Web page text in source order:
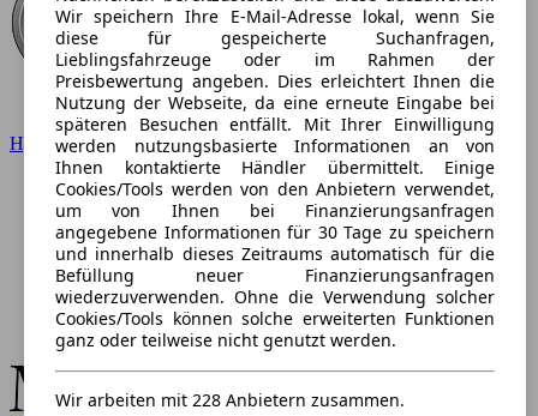
Hyundai
Wir speichern Ihre E-Mail-Adresse lokal, wenn Sie
diese für gespeicherte Suchanfragen,
Lieblingsfahrzeuge oder im Rahmen der
Preisbewertung angeben. Dies erleichtert Ihnen die
Nutzung der Webseite, da eine erneute Eingabe bei
späteren Besuchen entfällt. Mit Ihrer Einwilligung
werden nutzungsbasierte Informationen an von
Ihnen kontaktierte Händler übermittelt. Einige
Cookies/Tools werden von den Anbietern verwendet,
um von Ihnen bei Finanzierungsanfragen
angegebene Informationen für 30 Tage zu speichern
und innerhalb dieses Zeitraums automatisch für die
Befüllung neuer Finanzierungsanfragen
wiederzuverwenden. Ohne die Verwendung solcher
Cookies/Tools können solche erweiterten Funktionen
ganz oder teilweise nicht genutzt werden.
Wir arbeiten mit 228 Anbietern zusammen.